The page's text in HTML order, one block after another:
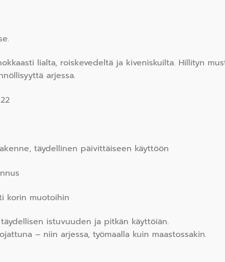
lialta, roiskevedeltä ja kiveniskuilta. Hillityn
arjessa.
täydellinen päivittäiseen käyttöön
korin muotoihin
istuvuuden ja pitkän käyttöiän.
– niin arjessa, työmaalla kuin maastossakin.